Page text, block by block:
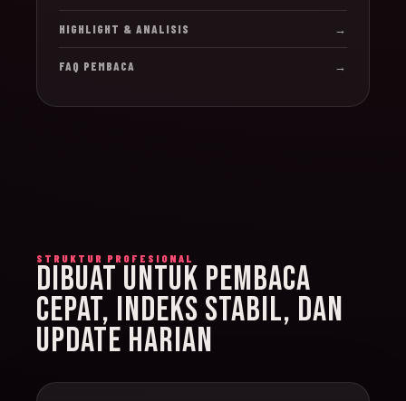
HIGHLIGHT & ANALISIS →
FAQ PEMBACA →
STRUKTUR PROFESIONAL
DIBUAT UNTUK PEMBACA
CEPAT, INDEKS STABIL, DAN
UPDATE HARIAN